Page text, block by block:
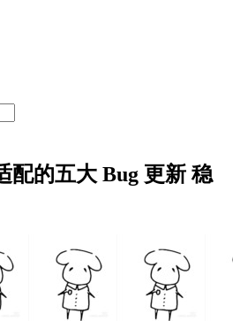
配的五大 Bug 更新 稳